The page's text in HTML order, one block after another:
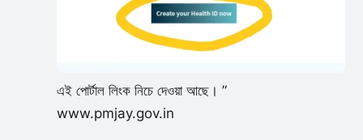
এই পোর্টাল লিংক নিচে দেওয়া আছে। ”
www.pmjay.gov.in